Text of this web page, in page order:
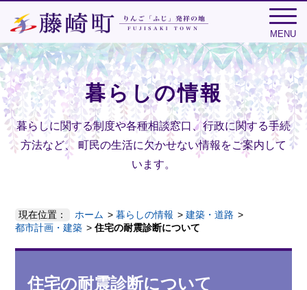
MENU
暮らしの情報
暮らしに関する制度や各種相談窓口、行政に関する手続
方法など、 町民の生活に欠かせない情報をご案内して
います。
現在位置： ホーム 暮らしの情報
建築・道路
都市計画・建築
住宅の耐震診断について
住宅の耐震診断について